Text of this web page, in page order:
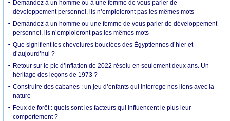
Demandez à un homme ou à une femme de vous parler de
développement personnel, ils n’emploieront pas les mêmes mots
Demandez à un homme ou une femme de vous parler de développement
personnel, ils n’emploieront pas les mêmes mots
Que signifient les chevelures bouclées des Égyptiennes d’hier et
d’aujourd’hui ?
Retour sur le pic d’inflation de 2022 résolu en seulement deux ans. Un
héritage des leçons de 1973 ?
Construire des cabanes : un jeu d’enfants qui interroge nos liens avec la
nature
Feux de forêt : quels sont les facteurs qui influencent le plus leur
comportement ?